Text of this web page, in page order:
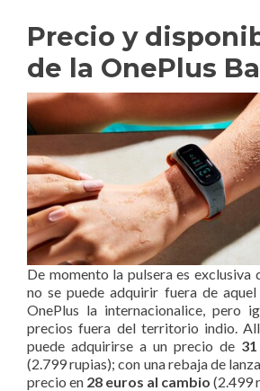
Precio y
de la OnePlus
De momento la pulsera es exclusiva
no se puede adquirir fuera de aquel
OnePlus la internacionalice, pero
precios fuera del territorio indio.
puede adquirirse a un precio de
(2.799 rupias); con una rebaja de
precio en 28 euros al cambio (2.499